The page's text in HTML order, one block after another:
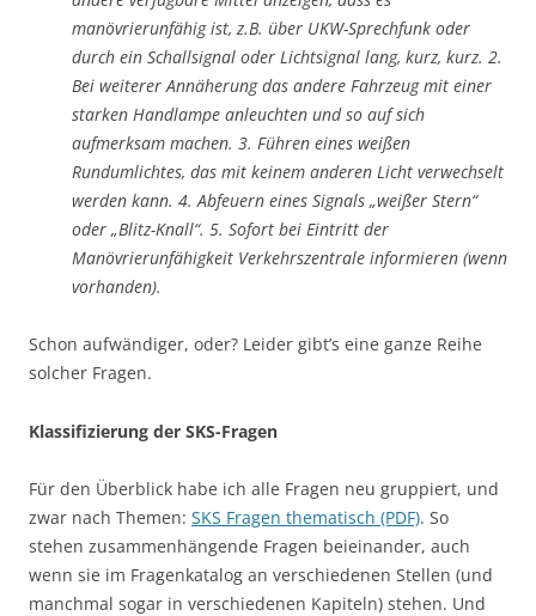
manövrierunfähig ist, z.B. über UKW-Sprechfunk oder
durch ein Schallsignal oder Lichtsignal lang, kurz, kurz. 2.
Bei weiterer Annäherungdas andere Fahrzeug mit einer
starken Handlampe anleuchten und so auf sich
aufmerksam machen. 3. Führen eines weißen
Rundumlichtes, das mit keinem anderen Licht verwechselt
werden kann. 4. Abfeuern eines Signals „weißer Stern“
oder „Blitz-Knall“. 5. Sofort bei Eintritt der
Manövrierunfähigkeit Verkehrszentrale informieren (wenn
vorhanden).
Schon aufwändiger, oder? Leider gibt’s eine ganze Reihe
solcher Fragen.
Klassifizierung der SKS-Fragen
Für den Überblick habe ich alle Fragen neu gruppiert, und
zwar nach Themen: SKS Fragen thematisch (PDF). So
stehen zusammenhängende Fragen beieinander, auch
wenn sie im Fragenkatalog an verschiedenen Stellen (und
manchmal sogar in verschiedenen Kapiteln) stehen. Und